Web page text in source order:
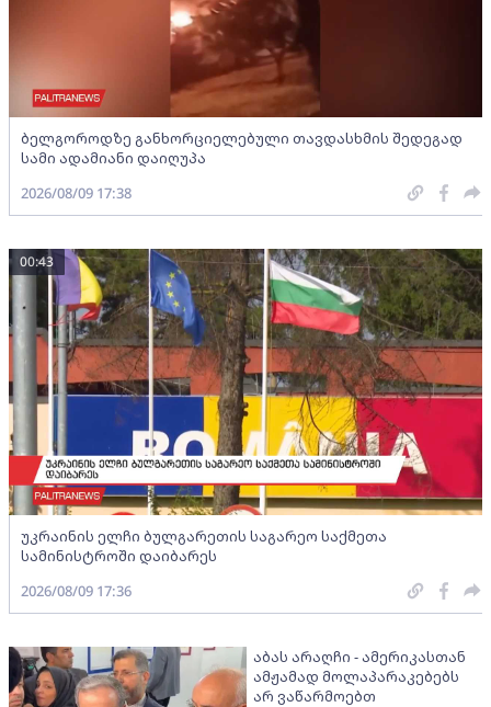
ბელგოროდზე განხორციელებული თავდასხმის შედეგად
სამი ადამიანი დაიღუპა
2026/08/09 17:38
უკრაინის ელჩი ბულგარეთის საგარეო საქმეთა
სამინისტროში დაიბარეს
00:43
2026/08/09 17:36
აბას არაღჩი - ამერიკასთან
ამჟამად მოლაპარაკებებს
არ ვაწარმოებთ